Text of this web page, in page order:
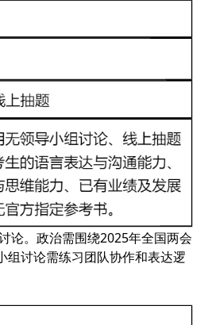
论。政治需围绕2025年全国两会
组讨论需练习团队协作和表达逻